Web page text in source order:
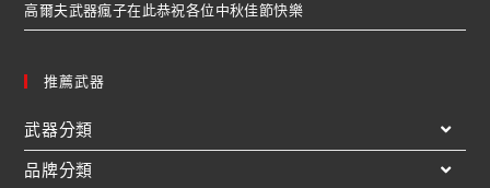
高爾夫武器瘋子在此恭祝各位中秋佳節快樂
推薦武器
武器分類
品牌分類